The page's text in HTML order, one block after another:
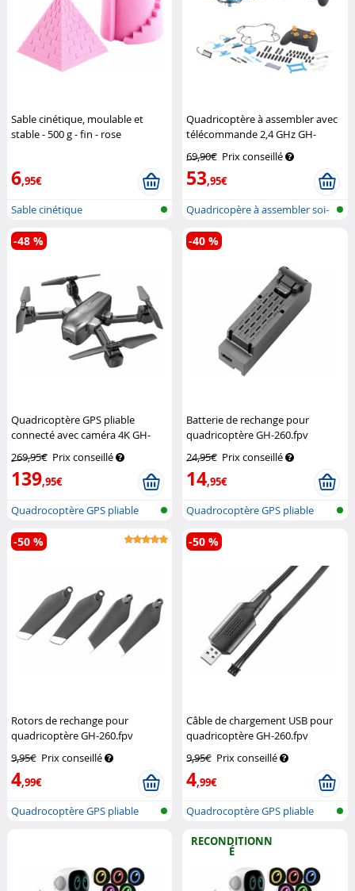
Sable cinétique, moulable et
stable - 500 g - fin - rose
6,95€
Sable cinétique
Quadricoptère à assembler avec
télécommande 2,4 GHz GH-
69,90€ Prix conseillé
53,95€
Quadricopère à assembler soi-
même
Quadricoptère GPS pliable
connecté avec caméra 4K GH-
269,95€ Prix conseillé
139,95€
-48 %
Quadrocoptère GPS pliable
avec camé...
Batterie de rechange pour
quadricoptère GH-260.fpv
24,95€ Prix conseillé
14,95€
-40 %
Quadrocoptère GPS pliable
avec camé...
Rotors de rechange pour
quadricoptère GH-260.fpv
9,95€ Prix conseillé
4,99€
-50 %
Quadrocoptère GPS pliable
Câble de chargement USB pour
quadricoptère GH-260.fpv
9,95€ Prix conseillé
4,99€
-50 %
Quadrocoptère GPS pliable
RECONDITIONN
É